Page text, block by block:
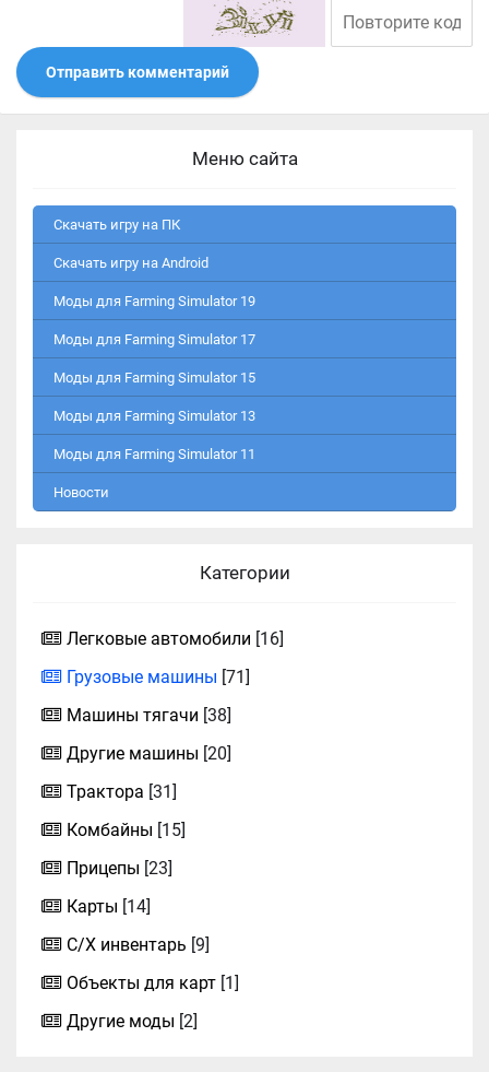
Отправить комментарий
Меню сайта
Скачать игру на ПК
Скачать игру на Android
Моды для Farming Simulator 19
Моды для Farming Simulator 17
Моды для Farming Simulator 15
Моды для Farming Simulator 13
Моды для Farming Simulator 11
Новости
Категории
Легковые автомобили [16]
Грузовые машины [71]
Машины тягачи [38]
Другие машины [20]
Трактора [31]
Комбайны [15]
Прицепы [23]
Карты [14]
С/Х инвентарь [9]
Объекты для карт [1]
Другие моды [2]